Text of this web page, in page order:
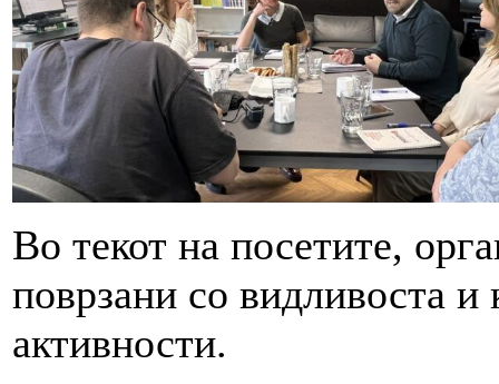
Во текот на посетите,
поврзани со видливоста и
активности.